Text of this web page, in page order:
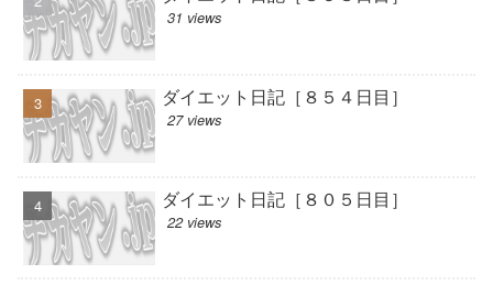
31 views
ダイエット日記［８５４日目］
27 views
ダイエット日記［８０５日目］
22 views